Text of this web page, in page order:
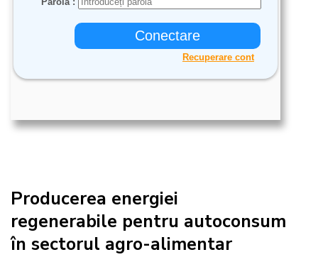
Producerea energiei
regenerabile pentru autoconsum
în sectorul agro-alimentar